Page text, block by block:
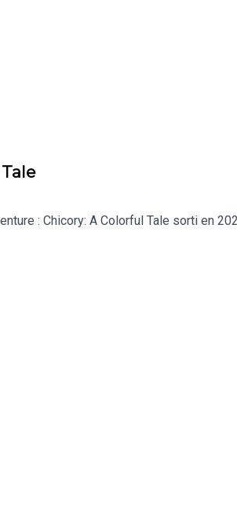
: Chicory: A Colorful Tale sorti en